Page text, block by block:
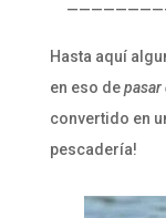
Hasta aquí
en eso depasar
convertido en
pescadería!